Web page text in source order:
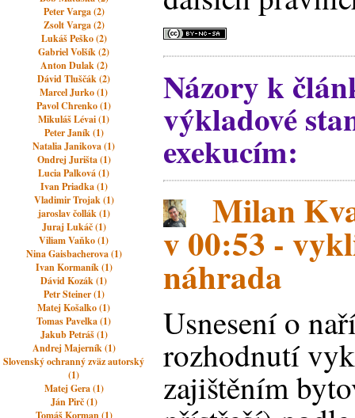
Peter Varga (2)
Zsolt Varga (2)
Lukáš Peško (2)
Gabriel Volšík (2)
Anton Dulak (2)
Dávid Tluščák (2)
Marcel Jurko (1)
Pavol Chrenko (1)
Mikuláš Lévai (1)
Peter Janík (1)
Natalia Janikova (1)
Ondrej Jurišta (1)
Lucia Palková (1)
Ivan Priadka (1)
Vladimir Trojak (1)
jaroslav čollák (1)
Juraj Lukáč (1)
Viliam Vaňko (1)
Nina Gaisbacherova (1)
Ivan Kormaník (1)
Dávid Kozák (1)
Petr Steiner (1)
Matej Košalko (1)
Tomas Pavelka (1)
Jakub Petráš (1)
Andrej Majerník (1)
Slovenský ochranný zväz autorský
(1)
Matej Gera (1)
Ján Pirč (1)
Tomáš Korman (1)
Názory k
výkladové
exekucím:
Milan
v 00:53 -
náhrada
Usnesení o
rozhodnutí
zajištěním